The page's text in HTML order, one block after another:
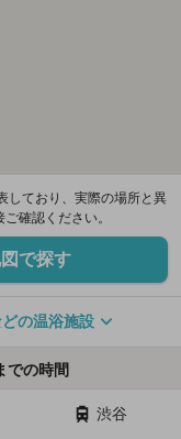
しており、実際の場所と異
確認ください。
で探す
の温浴施設
での時間
渋谷